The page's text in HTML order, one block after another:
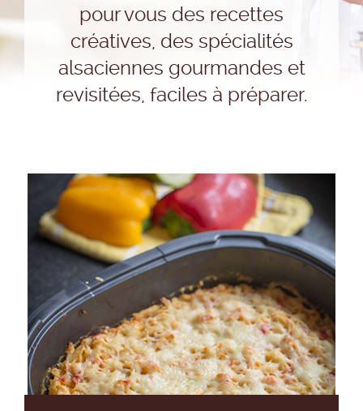
pour vous des recettes
créatives, des spécialités
alsaciennes gourmandes et
revisitées, faciles à préparer.